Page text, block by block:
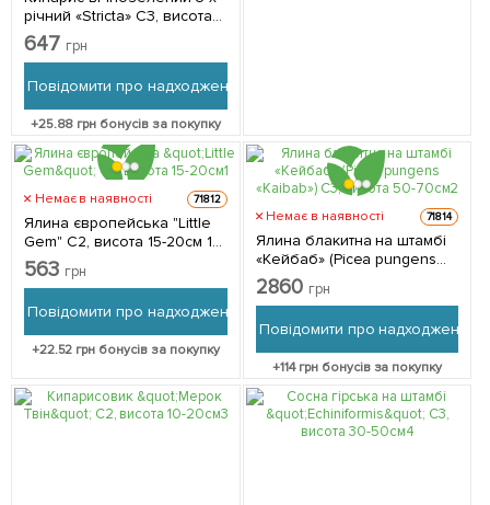
річний «Stricta» С3, висота
40-60см 1 саджанець в
упаковці
647 грн
Повідомити про надходження
+25.88 грн бонусів за покупку
Немає в наявності 71812
Ялина європейська "Little
Gem" С2, висота 15-20см 1
саджанець в упаковці
563 грн
Повідомити про надходження
+22.52 грн бонусів за покупку
Немає в наявності 71814
Ялина блакитна на штамбі
«Кейбаб» (Picea pungens
«Kaibab») С3, висота 50-
70см 1 саджанець в
2860 грн
Повідомити про надходження
+114грн бонусів за покупку